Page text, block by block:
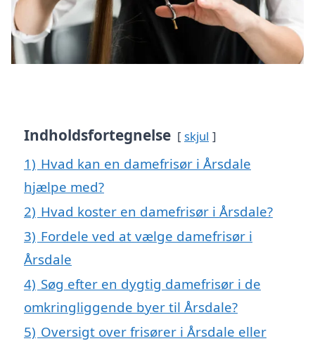
Indholdsfortegnelse skjul
1) Hvad kan en damefrisør i Årsdale
hjælpe med?
2) Hvad koster en damefrisør i Årsdale?
3) Fordele ved at vælge damefrisør i
Årsdale
4) Søg efter en dygtig damefrisør i de
omkringliggende byer til Årsdale?
5) Oversigt over frisører i Årsdale eller